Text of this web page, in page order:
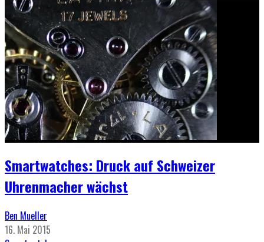
Smartwatches: Druck auf Schweizer
Uhrenmacher wächst
Ben Mueller
16. Mai 2015